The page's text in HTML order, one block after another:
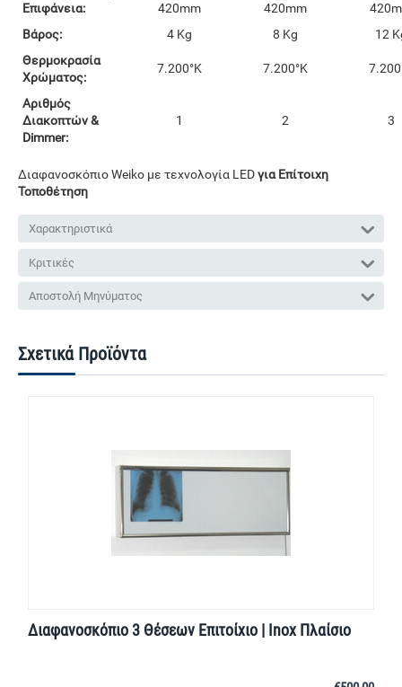
Επιφάνεια:
420mm
420mm
Βάρος:
4 Kg 8 Kg
12
Θερμοκρασία
Χρώματος:
7.200°K 7.200°K
Αριθμός
Διακοπτών &
Dimmer:
1 2 3
Διαφανοσκόπιο Weiko με τεχνολογία LEDγια Επίτοιχη
Τοποθέτηση
Χαρακτηριστικά
Κριτικές
Αποστολή Μηνύματος
Σχετικά Προϊόντα
Διαφανοσκόπιο 3 Θέσεων Επιτοίχιο | Inox Πλαίσιο